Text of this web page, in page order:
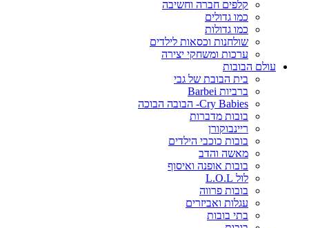
קלפים חברה וחשיבה
כמו גדולים
כמו גדולות
שולחנות וכסאות לילדים
ערכות ומשחקי יצירה
עולם הבובות
בית הבובת של גבי
ברביות Barbei
Cry Babies- הבובה הבוכה
בובות מדברות
ריינבוקורן
בובות כוכבי הילדים
מאשה והדב
בובות אופנה ואיסוף
לול L.O.L
בובות פרווה
עגלות ואביזרים
בתי בובות